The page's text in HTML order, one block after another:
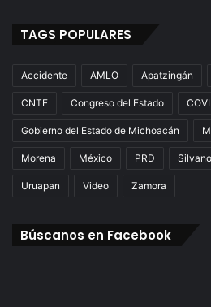
TAGS POPULARES
Accidente AMLO Apatzingán
CNTE Congreso del Estado
Gobierno del Estado de Michoacán
Morena México PRD
Uruapan Video Zamora
Búscanos en Facebook